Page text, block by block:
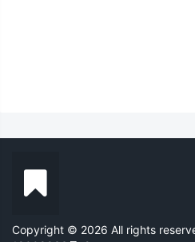
Copyright © 2026 All rights